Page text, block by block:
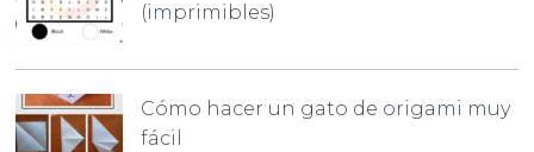
(imprimibles)
Cómo hacer un gato de origami muy
fácil